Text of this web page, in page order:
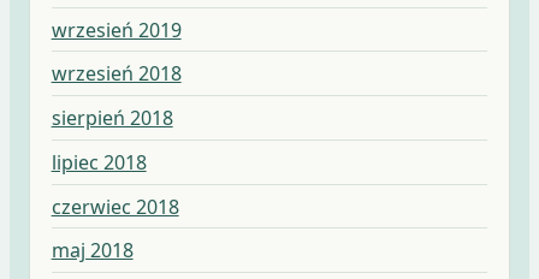
wrzesień 2019
wrzesień 2018
sierpień 2018
lipiec 2018
czerwiec 2018
maj 2018